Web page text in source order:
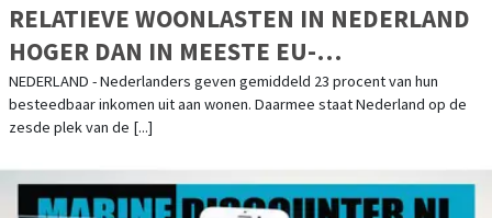
RELATIEVE WOONLASTEN IN NEDERLAND
HOGER DAN IN MEESTE EU-
LANDENWONEN
NEDERLAND - Nederlanders geven gemiddeld 23 procent van hun
besteedbaar inkomen uit aan wonen. Daarmee staat Nederland op de
zesde plek van de [...]